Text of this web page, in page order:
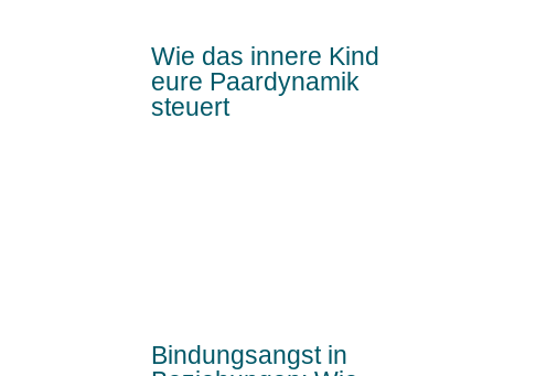
Wie das innere Kind
eure Paardynamik
steuert
Bindungsangst in